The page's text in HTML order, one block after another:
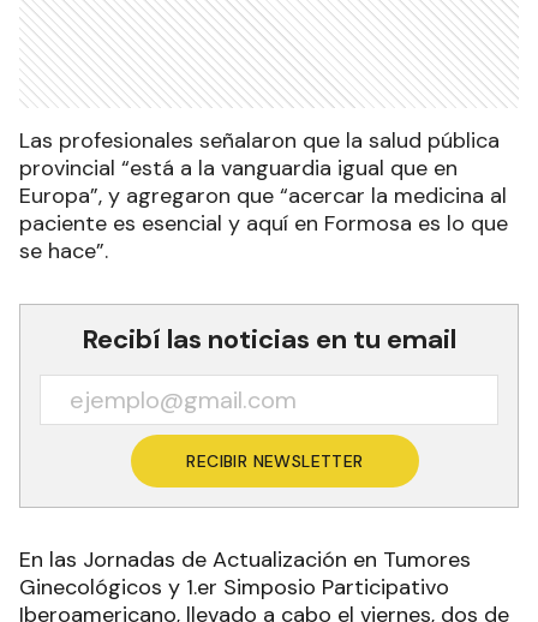
Las profesionales señalaron que la salud pública
provincial “está a la vanguardia igual que en
Europa”, y agregaron que “acercar la medicina al
paciente es esencial y aquí en Formosa es lo que
se hace”.
Recibí las noticias en tu email
RECIBIR NEWSLETTER
En las Jornadas de Actualización en Tumores
Ginecológicos y 1.er Simposio Participativo
Iberoamericano, llevado a cabo el viernes, dos de